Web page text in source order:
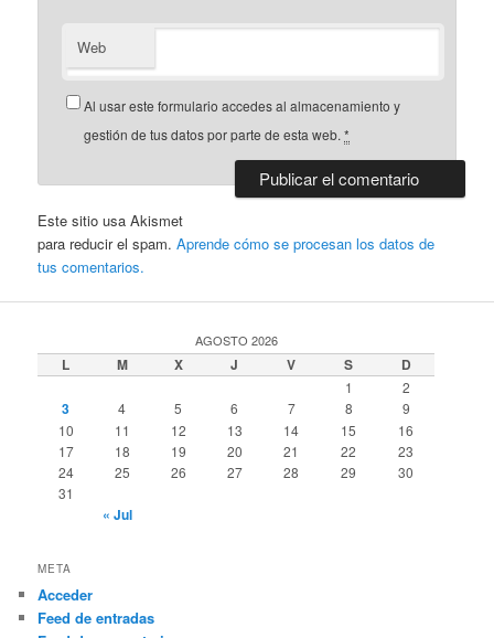
Web
Al usar este formulario accedes al almacenamiento y
gestión de tus datos por parte de esta web.*
Este sitio usa Akismet
para reducir el spam.Aprende cómo se procesan los datos de
tus comentarios.
AGOSTO 2026
L M X J V S D
1 2
3 4 5 6 7 8
9
10
11 12 13 14 15
16
17
18 19 20 21 22
23
24
25 26 27 28 29
30
31
« Jul
META
Acceder
Feed de entradas